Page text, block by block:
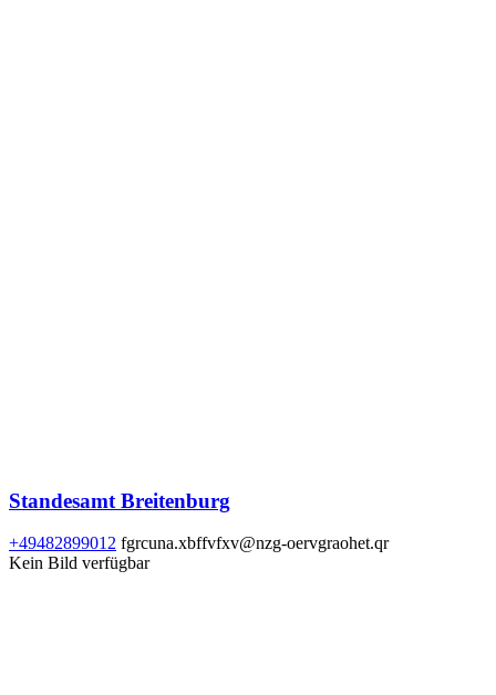
Standesamt Breitenburg
+49482899012 fgrcuna.xbffvfxv@nzg-oervgraohet.qr
Kein Bild verfügbar